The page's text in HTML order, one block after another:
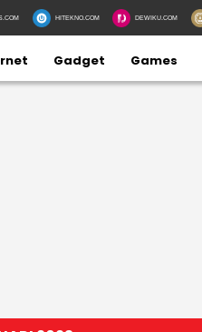
HITEKNO.COM DEWIKU.COM
Gadget Games